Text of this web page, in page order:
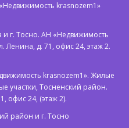
krasnozem1»
г. Тосно. АН «Недвижимость
Ленина, д. 71, офис 24, этаж 2.
krasnozem1». Жилые
участки, Тосненский район.
офис 24, (этаж 2).
район и г. Тосно